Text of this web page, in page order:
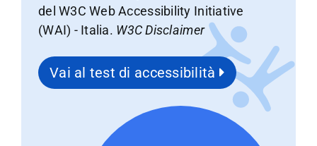
del W3C Web Accessibility Initiative
(WAI) - Italia. W3C Disclaimer
Vai al test di accessibilità